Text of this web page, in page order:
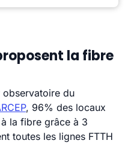
la fibre
observatoire du
, 96% des locaux
la fibre grâce à 3
toutes les lignes FTTH